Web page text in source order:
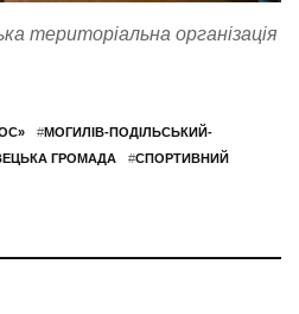
територіальна організація
#МОГИЛІВ-ПОДІЛЬСЬКИЙ-
ГРОМАДА #СПОРТИВНИЙ